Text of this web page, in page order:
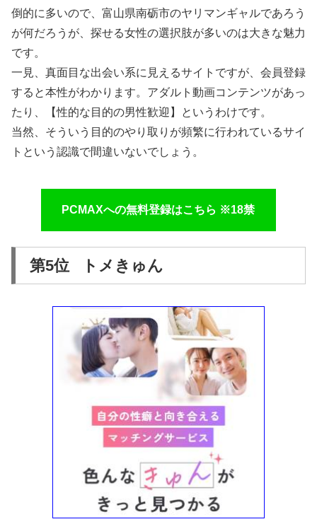
倒的に多いので、富山県南砺市のヤリマンギャルであろう
が何だろうが、探せる女性の選択肢が多いのは大きな魅力
です。
一見、真面目な出会い系に見えるサイトですが、会員登録
すると本性がわかります。アダルト動画コンテンツがあっ
たり、【性的な目的の男性歓迎】というわけです。
当然、そういう目的のやり取りが頻繁に行われているサイ
トという認識で間違いないでしょう。
PCMAXへの無料登録はこちら ※18禁
第5位 トメきゅん